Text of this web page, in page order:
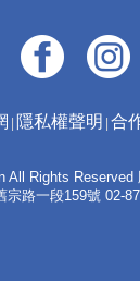
隱私權聲明 合
All Rights Reserved
宗路一段159號 02-